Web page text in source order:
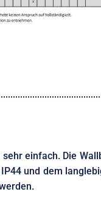
einfach. Die
und dem